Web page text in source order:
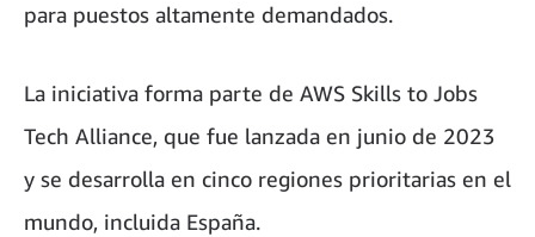
para puestos altamente demandados.
La iniciativa forma parte de AWS Skills to Jobs
Tech Alliance, que fue lanzada en junio de 2023
y se desarrolla en cinco regiones prioritarias en el
mundo, incluida España.